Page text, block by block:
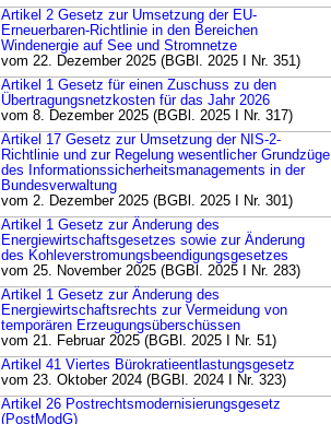
Artikel 2 Gesetz zur Umsetzung der EU-
Erneuerbaren-Richtlinie in den Bereichen
Windenergie auf See und Stromnetze
vom 22. Dezember 2025 (BGBl. 2025 I Nr. 351)
Artikel 1 Gesetz für einen Zuschuss zu den
Übertragungsnetzkosten für das Jahr 2026
vom 8. Dezember 2025 (BGBl. 2025 I Nr. 317)
Artikel 17 Gesetz zur Umsetzung der NIS-2-
Richtlinie und zur Regelung wesentlicher Grundzüge
des Informationssicherheitsmanagements in der
Bundesverwaltung
vom 2. Dezember 2025 (BGBl. 2025 I Nr. 301)
Artikel 1 Gesetz zur Änderung des
Energiewirtschaftsgesetzes sowie zur Änderung
des Kohleverstromungsbeendigungsgesetzes
vom 25. November 2025 (BGBl. 2025 I Nr. 283)
Artikel 1 Gesetz zur Änderung des
Energiewirtschaftsrechts zur Vermeidung von
temporären Erzeugungsüberschüssen
vom 21. Februar 2025 (BGBl. 2025 I Nr. 51)
Artikel 41 Viertes Bürokratieentlastungsgesetz
vom 23. Oktober 2024 (BGBl. 2024 I Nr. 323)
Artikel 26 Postrechtsmodernisierungsgesetz
(PostModG)